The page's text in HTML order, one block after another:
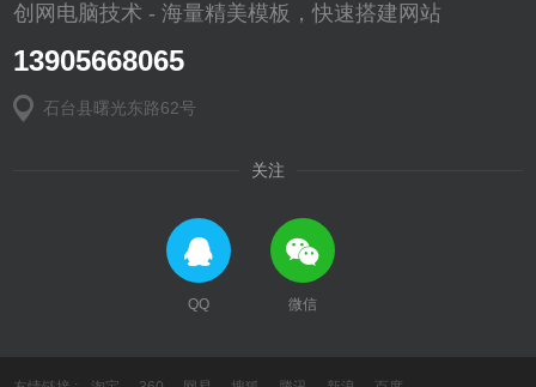
创网电脑技术 - 海量精美模板，快速搭建网站
13905668065
石台县曙光东路62号
关注
QQ 微信